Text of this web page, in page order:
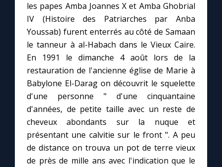
les papes Amba Joannes X et Amba Ghobrial
IV (Histoire des Patriarches par Anba
Youssab) furent enterrés au côté de Samaan
le tanneur à al-Habach dans le Vieux Caire.
En 1991 le dimanche 4 août lors de la
restauration de l'ancienne église de Marie à
Babylone El-Darag on découvrit le squelette
d'une personne " d'une cinquantaine
d'années, de petite taille avec un reste de
cheveux abondants sur la nuque et
présentant une calvitie sur le front ". A peu
de distance on trouva un pot de terre vieux
de près de mille ans avec l'indication que le